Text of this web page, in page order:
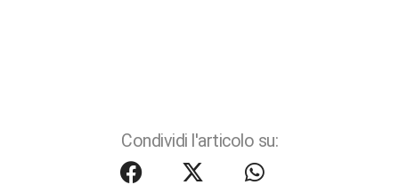
Condividi l'articolo su: